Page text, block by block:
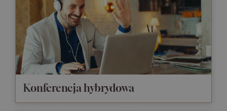
Konferencja hybrydowa